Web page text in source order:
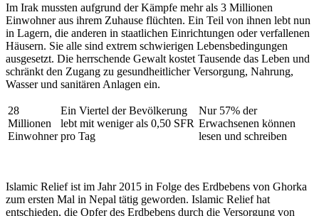
Im Irak mussten aufgrund der Kämpfe mehr als 3 Millionen
Einwohner aus ihrem Zuhause flüchten. Ein Teil von ihnen lebt nun
in Lagern, die anderen in staatlichen Einrichtungen oder verfallenen
Häusern. Sie alle sind extrem schwierigen Lebensbedingungen
ausgesetzt. Die herrschende Gewalt kostet Tausende das Leben und
schränkt den Zugang zu gesundheitlicher Versorgung, Nahrung,
Wasser und sanitären Anlagen ein.
28
Millionen
Einwohner
Ein Viertel der Bevölkerung
lebt mit weniger als 0,50 SFR
pro Tag
Nur 57% der
Erwachsenen können
lesen und schreiben
Islamic Relief ist im Jahr 2015 in Folge des Erdbebens von Ghorka
zum ersten Mal in Nepal tätig geworden. Islamic Relief hat
entschieden, die Opfer des Erdbebens durch die Versorgung von